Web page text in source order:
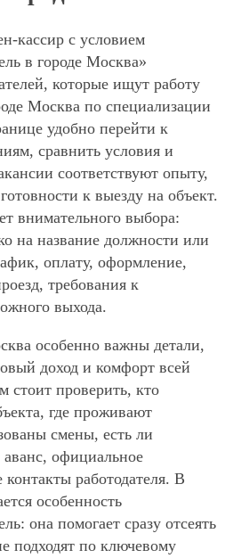
кассир с условием
в городе Москва»
которые ищут работу
Москва по специализации
удобно перейти к
сравнить условия и
соответствуют опыту,
к выезду на объект.
внимательного выбора:
на название должности или
оплату, оформление,
требования к
выхода.
особенно важны детали,
доход и комфорт всей
стоит проверить, кто
где проживают
смены, есть ли
официальное
работодателя. В
особенность
она помогает сразу отсеять
подходят по ключевому